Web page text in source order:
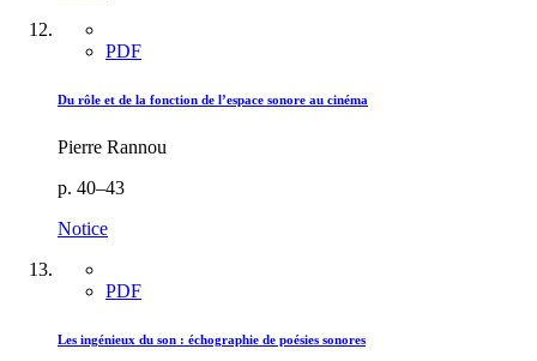
PDF
Du rôle et de la fonction de l’espace sonore au cinéma
Pierre Rannou
p. 40–43
Notice
PDF
Les ingénieux du son : échographie de poésies sonores